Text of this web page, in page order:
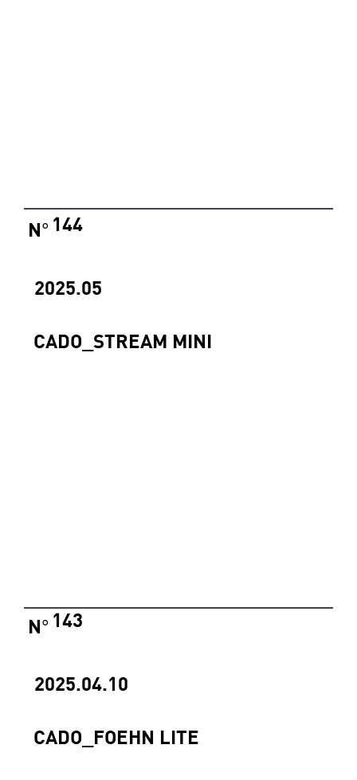
2025.05
CADO_STREAM MINI
144
N°
2025.04.10
CADO_FOEHN LITE
143
N°